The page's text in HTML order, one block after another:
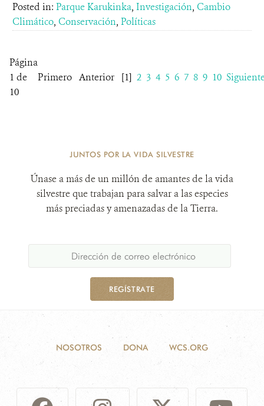
Posted in: Parque Karukinka, Investigación, Cambio
Climático, Conservación, Políticas
Página
1 de
10
Primero Anterior [1] 2 3 4 5 6 7 8 9 10
JUNTOS POR LA VIDA SILVESTRE
Únase a más de un millón de amantes de la vida
silvestre que trabajan para salvar a las especies
más preciadas y amenazadas de la Tierra.
REGÍSTRATE
NOSOTROS DONA WCS.ORG